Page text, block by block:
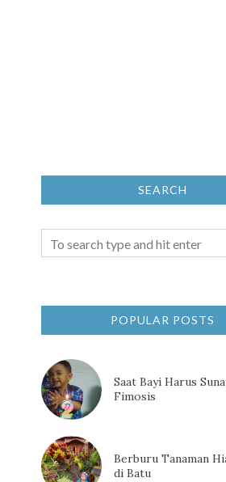
SEARCH
POPULAR POSTS
Saat Bayi Harus
Fimosis
Berburu Tanaman
di Batu